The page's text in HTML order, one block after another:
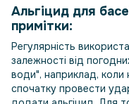
Альгіцид для
примітки:
Регулярність
залежності від
води", наприклад,
спочатку провести